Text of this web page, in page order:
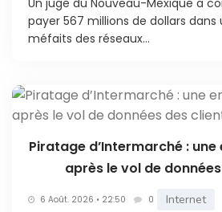
Un juge du Nouveau-Mexique a
payer 567 millions de dollars dans
méfaits des réseaux...
Piratage d’Intermarché :
après le vol de
6 Août. 2026 • 22:50 0 Internet